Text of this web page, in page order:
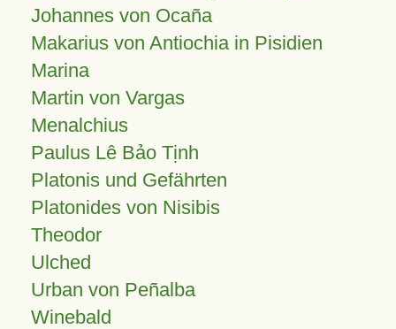
Johannes von Ocaña
Makarius von Antiochia in Pisidien
Marina
Martin von Vargas
Menalchius
Paulus Lê Bảo Tịnh
Platonis und Gefährten
Platonides von Nisibis
Theodor
Ulched
Urban von Peñalba
Winebald